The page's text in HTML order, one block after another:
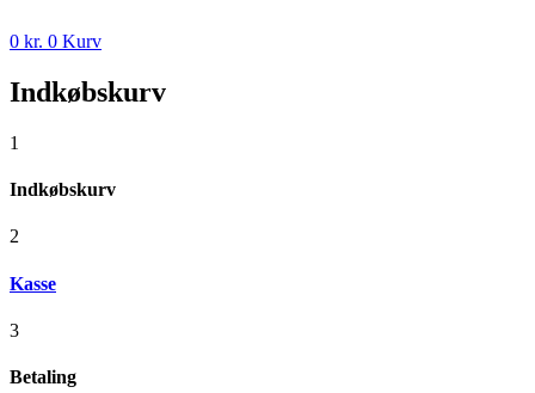
0 kr. 0 Kurv
Indkøbskurv
1
Indkøbskurv
2
Kasse
3
Betaling